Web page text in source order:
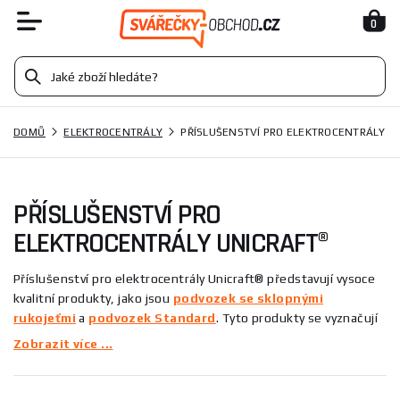
0
DOMŮ ELEKTROCENTRÁLY PŘÍSLUŠENSTVÍ PRO ELEKTROCENTRÁLY
PŘÍSLUŠENSTVÍ PRO
ELEKTROCENTRÁLY UNICRAFT®
Příslušenství pro elektrocentrály Unicraft® představují vysoce
kvalitní produkty, jako jsou podvozek se sklopnými
rukojeťmi a podvozek Standard. Tyto produkty se vyznačují
robustní konstrukcí a snadnou manipulací, což zajišťuje jejich
řešení, která usnadňují práci s elektrocentrálami. S jejich
Zobrazit více ...